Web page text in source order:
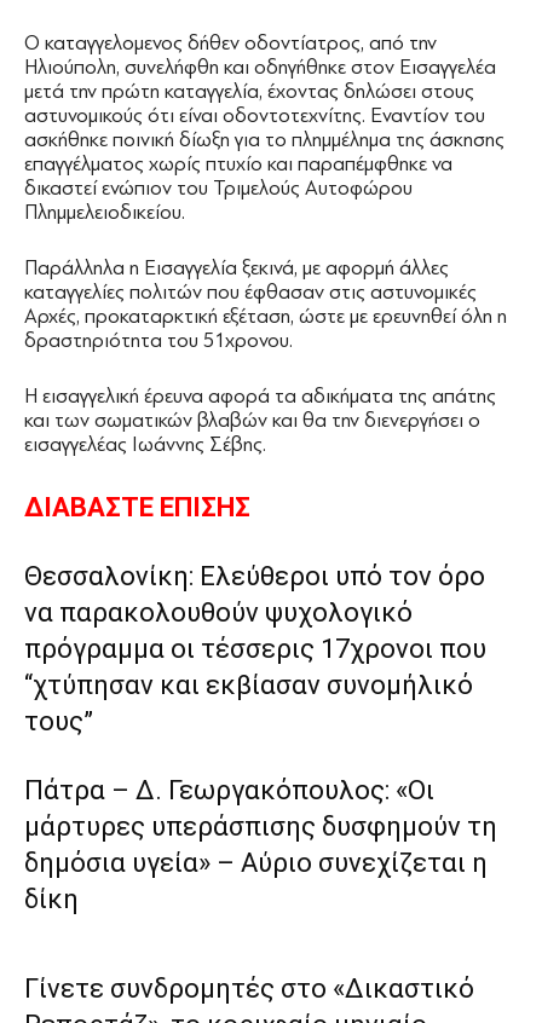
Ο καταγγελομενος δήθεν οδοντίατρος, από την
Ηλιούπολη, συνελήφθη και οδηγήθηκε στον Εισαγγελέα
μετά την πρώτη καταγγελία, έχοντας δηλώσει στους
αστυνομικούς ότι είναι οδοντοτεχνίτης. Εναντίον του
ασκήθηκε ποινική δίωξη για το πλημμέλημα της άσκησης
επαγγέλματος χωρίς πτυχίο και παραπέμφθηκε να
δικαστεί ενώπιον του Τριμελούς Αυτοφώρου
Πλημμελειοδικείου.
Παράλληλα η Εισαγγελία ξεκινά, με αφορμή άλλες
καταγγελίες πολιτών που έφθασαν στις αστυνομικές
Αρχές, προκαταρκτική εξέταση, ώστε με ερευνηθεί όλη η
δραστηριότητα του 51χρονου.
Η εισαγγελική έρευνα αφορά τα αδικήματα της απάτης
και των σωματικών βλαβών και θα την διενεργήσει ο
εισαγγελέας Ιωάννης Σέβης.
ΔΙΑΒΑΣΤΕ ΕΠΙΣΗΣ
Θεσσαλονίκη: Ελεύθεροι υπό τον όρο
να παρακολουθούν ψυχολογικό
πρόγραμμα οι τέσσερις 17χρονοι που
“χτύπησαν και εκβίασαν συνομήλικό
τους”
Πάτρα – Δ. Γεωργακόπουλος: «Οι
μάρτυρες υπεράσπισης δυσφημούν τη
δημόσια υγεία» – Αύριο συνεχίζεται η
δίκη
Γίνετε συνδρομητές στο «Δικαστικό